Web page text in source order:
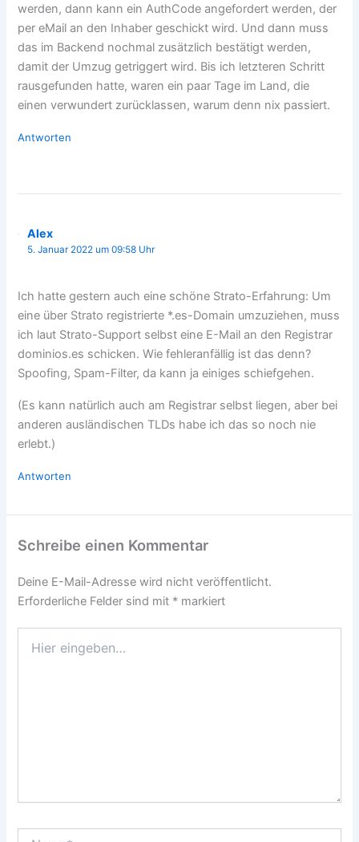
werden, dann kann ein AuthCode angefordert werden, der
per eMail an den Inhaber geschickt wird. Und dann muss
das im Backend nochmal zusätzlich bestätigt werden,
damit der Umzug getriggert wird. Bis ich letzteren Schritt
rausgefunden hatte, waren ein paar Tage im Land, die
einen verwundert zurücklassen, warum denn nix passiert.
Antworten
Alex
5. Januar 2022 um 09:58 Uhr
Ich hatte gestern auch eine schöne Strato-Erfahrung: Um
eine über Strato registrierte *.es-Domain umzuziehen, muss
ich laut Strato-Support selbst eine E-Mail an den Registrar
dominios.es schicken. Wie fehleranfällig ist das denn?
Spoofing, Spam-Filter, da kann ja einiges schiefgehen.
(Es kann natürlich auch am Registrar selbst liegen, aber bei
anderen ausländischen TLDs habe ich das so noch nie
erlebt.)
Antworten
Schreibe einen Kommentar
Deine E-Mail-Adresse wird nicht veröffentlicht.
Erforderliche Felder sind mit * markiert
eingeben…